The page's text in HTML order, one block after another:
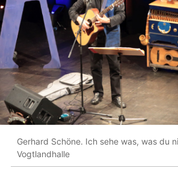
Gerhard Schöne. Ich sehe was, was du
Vogtlandhalle